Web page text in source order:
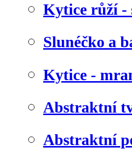
Kytice růží -
Slunéčko a
Kytice -
Abstraktní
Abstraktní